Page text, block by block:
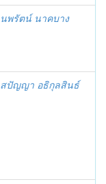
นพรัตน์ นาคบาง
สปัญญา อธิกุลสินธ์